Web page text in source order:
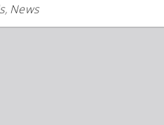
, News